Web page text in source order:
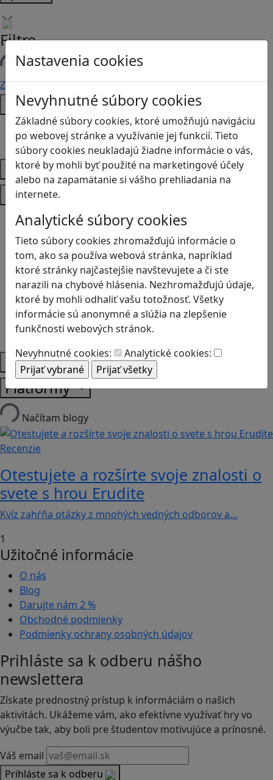
Nastavenia cookies
Nevyhnutné súbory cookies
Základné súbory cookies, ktoré umožňujú navigáciu
po webovej stránke a využívanie jej funkcií. Tieto
súbory cookies neukladajú žiadne informácie o vás,
ktoré by mohli byť použité na marketingové účely
alebo na zapamätanie si vášho prehliadania na
internete.
Analytické súbory cookies
Tieto súbory cookies zhromažďujú informácie o
tom, ako sa používa webová stránka, napríklad
ktoré stránky najčastejšie navštevujete a či ste
narazili na chybové hlásenia. Nezhromažďujú údaje,
ktoré by mohli odhaliť vašu totožnosť. Všetky
informácie sú anonymné a slúžia na zlepšenie
funkčnosti webových stránok.
Nevyhnutné cookies:
Analytické cookies:
Filtre
Načítam filtre
Zmazať filtre Filtrovať
Typ
Články
Recenzie
Vek
Predmety
Anglický jazyk
Biológia
Dejepis
Environmentálna výchova
Etická výchova
Geografia
Matematika
Občianska náuka
Vlastiveda
Témy
Platformy
Načítam blogy
Recenzie
Otestujete a rozšírte svoje znalosti o
svete s hrou Erudite
Kvíz zahŕňa otázky z mnohých vedných odborov a…
1
Užitočné informácie
O nás
Blog
Darujte nám 2 %
Obchodné podmienky
Podmienky ochrany osobných údajov
Prihláste sa k odberu nášho
newslettera
Získate prednostný prístup k informáciám o našich
aktivitách. Ukážeme vám, ako efektívne využívať hry vo
výučbe tak, aby boli pre študentov motivujúce a prínosné.
Váš email
Prihláste sa k odberu